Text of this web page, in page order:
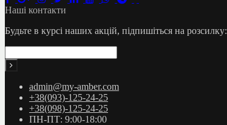
Наші контакти
Будьте в курсі наших акцій, підпишіться на розсилку:
admin@my-amber.com
+38(093)-125-24-25
+38(098)-125-24-25
ПН-ПТ: 9:00-18:00